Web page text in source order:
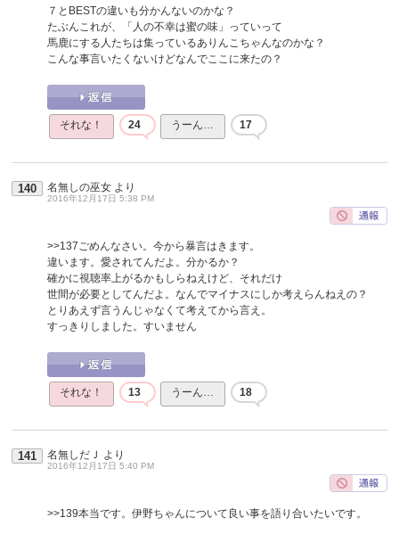
７とBESTの違いも分かんないのかな？
たぶんこれが、「人の不幸は蜜の味」っていって
馬鹿にする人たちは集っているありんこちゃんなのかな？
こんな事言いたくないけどなんでここに来たの？
それな！ 24 うーん… 17
140 名無しの巫女 より
2016年12月17日 5:38 PM
>>137ごめんなさい。今から暴言はきます。
違います。愛されてんだよ。分かるか？
確かに視聴率上がるかもしらねえけど、それだけ
世間が必要としてんだよ。なんでマイナスにしか考えらんねえの？
とりあえず言うんじゃなくて考えてから言え。
すっきりしました。すいません
それな！ 13 うーん… 18
141 名無しだＪ より
2016年12月17日 5:40 PM
>>139本当です。伊野ちゃんについて良い事を語り合いたいです。